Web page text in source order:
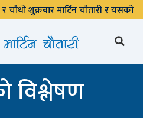
चौथो शुक्रबार मार्टिन चौतारी र यसको
विश्लेषण